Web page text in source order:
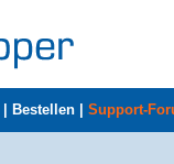
Bestellen Support-